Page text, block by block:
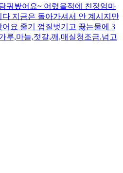
궈봤어요~ 어렸을적에 친정엄마
지금은 돌아가셔서 안 계시지만
요 줄기 껍질벗기고 끓는물에 3
루,마늘,젓갈,깨,매실청조금.넘고